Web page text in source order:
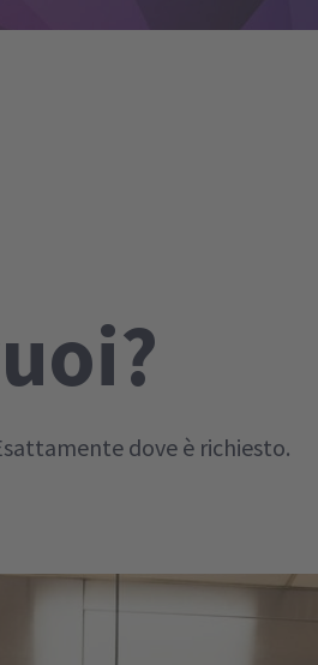
dove è richiesto.